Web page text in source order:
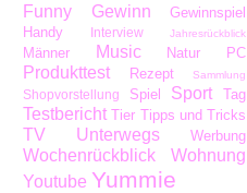
Funny
Gewinn
Gewinnspiel
Handy
Interview Jahresrückblick
Männer Music Natur PC
Produkttest Rezept Sammlung
Shopvorstellung Spiel Sport Tag
Testbericht Tier Tipps und Tricks
TV Unterwegs Werbung
Wochenrückblick
Wohnung
Youtube Yummie